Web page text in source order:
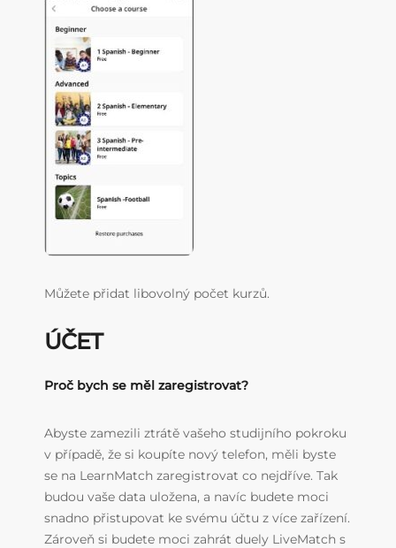
Můžete přidat libovolný počet kurzů.
ÚČET
Proč bych se měl zaregistrovat?
Abyste zamezili ztrátě vašeho studijního pokroku
v případě, že si koupíte nový telefon, měli byste
se na LearnMatch zaregistrovat co nejdříve. Tak
budou vaše data uložena, a navíc budete moci
snadno přistupovat ke svému účtu z více zařízení.
Zároveň si budete moci zahrát duely LiveMatch s